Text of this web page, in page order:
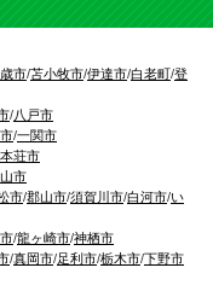
市/苫小牧市/伊達市/白老町/登
/八戸市
/一関市
荘市
山市
市/郡山市/須賀川市/白河市/い
/龍ヶ崎市/神栖市
/真岡市/足利市/栃木市/下野市